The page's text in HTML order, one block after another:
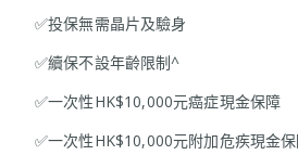
✅投保無需晶片及驗身
✅續保不設年齡限制^
✅一次性HK$10,000元癌症現金保障
✅一次性HK$10,000元附加危疾現金保